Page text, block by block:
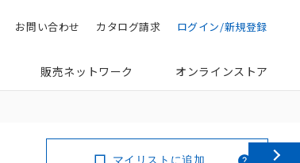
検索 ログイン/新規登録
カタログ請求
お問い合わせ
販売ネットワーク オンラインストア
マイリストに追加